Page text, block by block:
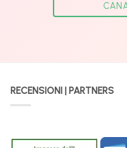
RECENSIONI | PARTNERS